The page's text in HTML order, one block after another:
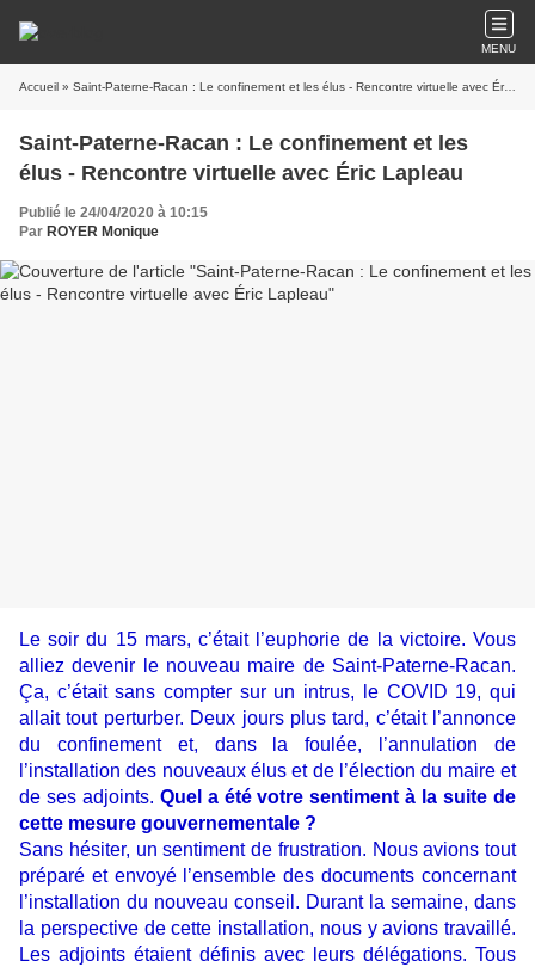
MENU
Accueil » Saint-Paterne-Racan : Le confinement et les élus - Rencontre virtuelle avec Éric Lapleau
Saint-Paterne-Racan : Le confinement et les
élus - Rencontre virtuelle avec Éric Lapleau
Publié le 24/04/2020 à 10:15
Par ROYER Monique
Le soir du 15 mars, c’était l’euphorie de la victoire. Vous
alliez devenir le nouveau maire de Saint-Paterne-Racan.
Ça, c’était sans compter sur un intrus, le COVID 19, qui
allait tout perturber. Deux jours plus tard, c’était l’annonce
du confinement et, dans la foulée, l’annulation de
l’installation des nouveaux élus et de l’élection du maire et
de ses adjoints. Quel a été votre sentiment à la suite de
cette mesure gouvernementale ?
Sans hésiter, un sentiment de frustration. Nous avions tout
préparé et envoyé l’ensemble des documents concernant
l’installation du nouveau conseil. Durant la semaine, dans
la perspective de cette installation, nous y avions travaillé.
Les adjoints étaient définis avec leurs délégations. Tous